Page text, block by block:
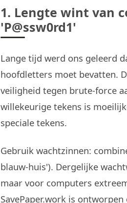
1. Lengte wint van
'P@ssw0rd1'
Lange tijd werd ons geleerd
hoofdletters moet bevatten.
veiligheid tegen brute-force
willekeurige tekens is
speciale tekens.
Gebruik wachtzinnen:
blauw-huis'). Dergelijke
maar voor computers
SavePaper.work is